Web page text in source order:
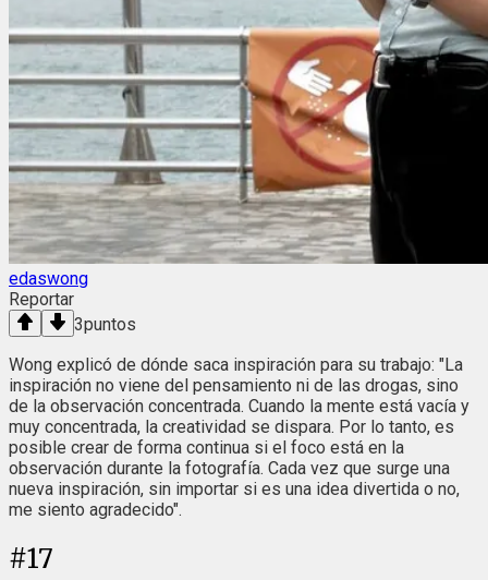
edaswong
Reportar
3puntos
Wong explicó de dónde saca inspiración para su trabajo: "La
inspiración no viene del pensamiento ni de las drogas, sino
de la observación concentrada. Cuando la mente está vacía y
muy concentrada, la creatividad se dispara. Por lo tanto, es
posible crear de forma continua si el foco está en la
observación durante la fotografía. Cada vez que surge una
nueva inspiración, sin importar si es una idea divertida o no,
me siento agradecido".
#17